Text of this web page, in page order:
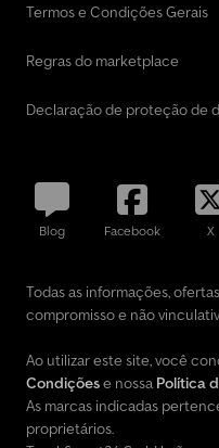
Termos e Condições Gerais
Regras do marketplace
Declaração de proteção de
Blog Facebook X
Todas as informações,
compromisso e não
Ao utilizar este site, você
Condiçõese nossa Política
As marcas indicadas
proprietários.